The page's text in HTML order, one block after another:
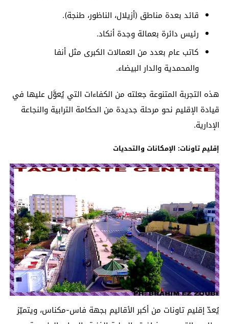
قائد بعدة مناطق (أزيلال، الناظور، طنجة).
رئيس دائرة بعمالة وجدة أنكاد.
كاتب عام بعدد من العمالات الكبرى مثل أنفا
والمحمدية والدار البيضاء.
هذه التجربة المتنوعة جعلته من الكفاءات التي يُعوَّل عليها في
قيادة الإقليم نحو مرحلة جديدة من الحكامة الترابية والنجاعة
الإدارية.
إقليم تاونات: الإمكانات والتحديات
يُعدّ إقليم تاونات من أكبر الأقاليم بجهة فاس-مكناس، ويتميّز